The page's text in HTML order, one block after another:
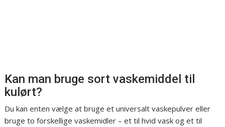
Kan man bruge sort vaskemiddel til
kulørt?
Du kan enten vælge at bruge et universalt vaskepulver eller
bruge to forskellige vaskemidler – et til hvid vask og et til